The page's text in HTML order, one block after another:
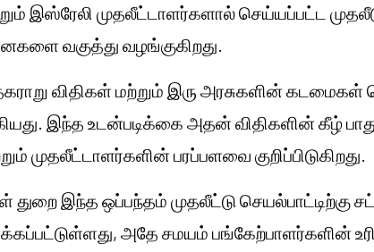
இஸ்ரேலி முதலீட்டாளர்களால் செய்யப்பட்ட
வகுத்து வழங்குகிறது.
தகராறு விதிகள் மற்றும் இரு அரசுகளின்
இந்த உடன்படிக்கை அதன் விதிகளின் கீழ்
முதலீட்டாளர்களின் பரப்பளவை குறிப்பிடுகிறது.
இந்த ஒப்பந்தம் முதலீட்டு செயல்பாட்டிற்கு
அதே சமயம் பங்கேற்பாளர்களின்